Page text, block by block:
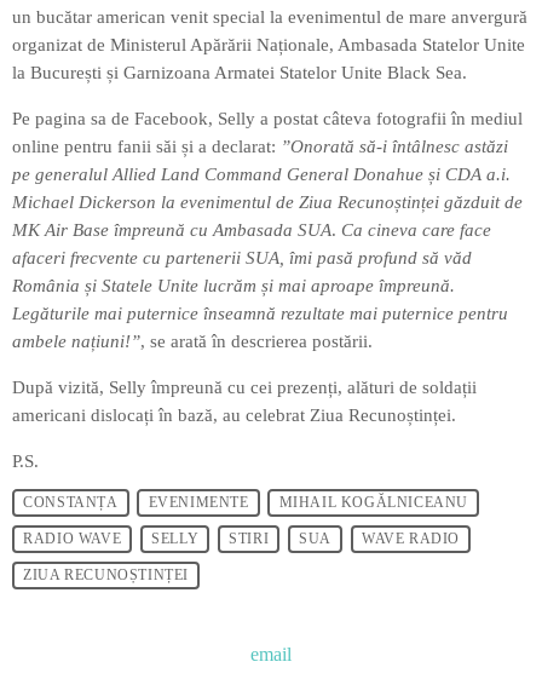
un bucătar american venit special la evenimentul de mare anvergură
organizat de Ministerul Apărării Naționale, Ambasada Statelor Unite
la București și Garnizoana Armatei Statelor Unite Black Sea.
Pe pagina sa de Facebook, Selly a postat câteva fotografii în mediul
online pentru fanii săi și a declarat: ”Onorată să-i întâlnesc astăzi
pe generalul Allied Land Command General Donahue și CDA a.i.
Michael Dickerson la evenimentul de Ziua Recunoștinței găzduit de
MK Air Base împreună cu Ambasada SUA. Ca cineva care face
afaceri frecvente cu partenerii SUA, îmi pasă profund să văd
România și Statele Unite lucrăm și mai aproape împreună.
Legăturile mai puternice înseamnă rezultate mai puternice pentru
ambele națiuni!”, se arată în descrierea postării.
După vizită, Selly împreună cu cei prezenți, alături de soldații
americani dislocați în bază, au celebrat Ziua Recunoștinței.
P.S.
CONSTANȚA EVENIMENTE MIHAIL KOGĂLNICEANU
RADIO WAVE SELLY STIRI SUA WAVE RADIO
ZIUA RECUNOȘTINȚEI
email